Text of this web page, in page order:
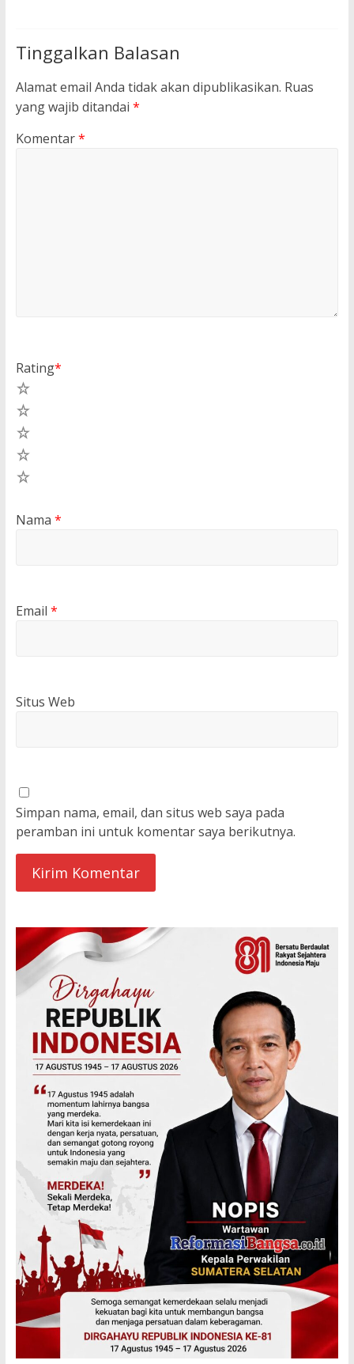
Tinggalkan Balasan
Alamat email Anda tidak akan dipublikasikan. Ruas
yang wajib ditandai *
Komentar*
Rating*
Nama *
Email *
Situs Web
Simpan nama, email, dan situs web saya pada
peramban ini untuk komentar saya berikutnya.